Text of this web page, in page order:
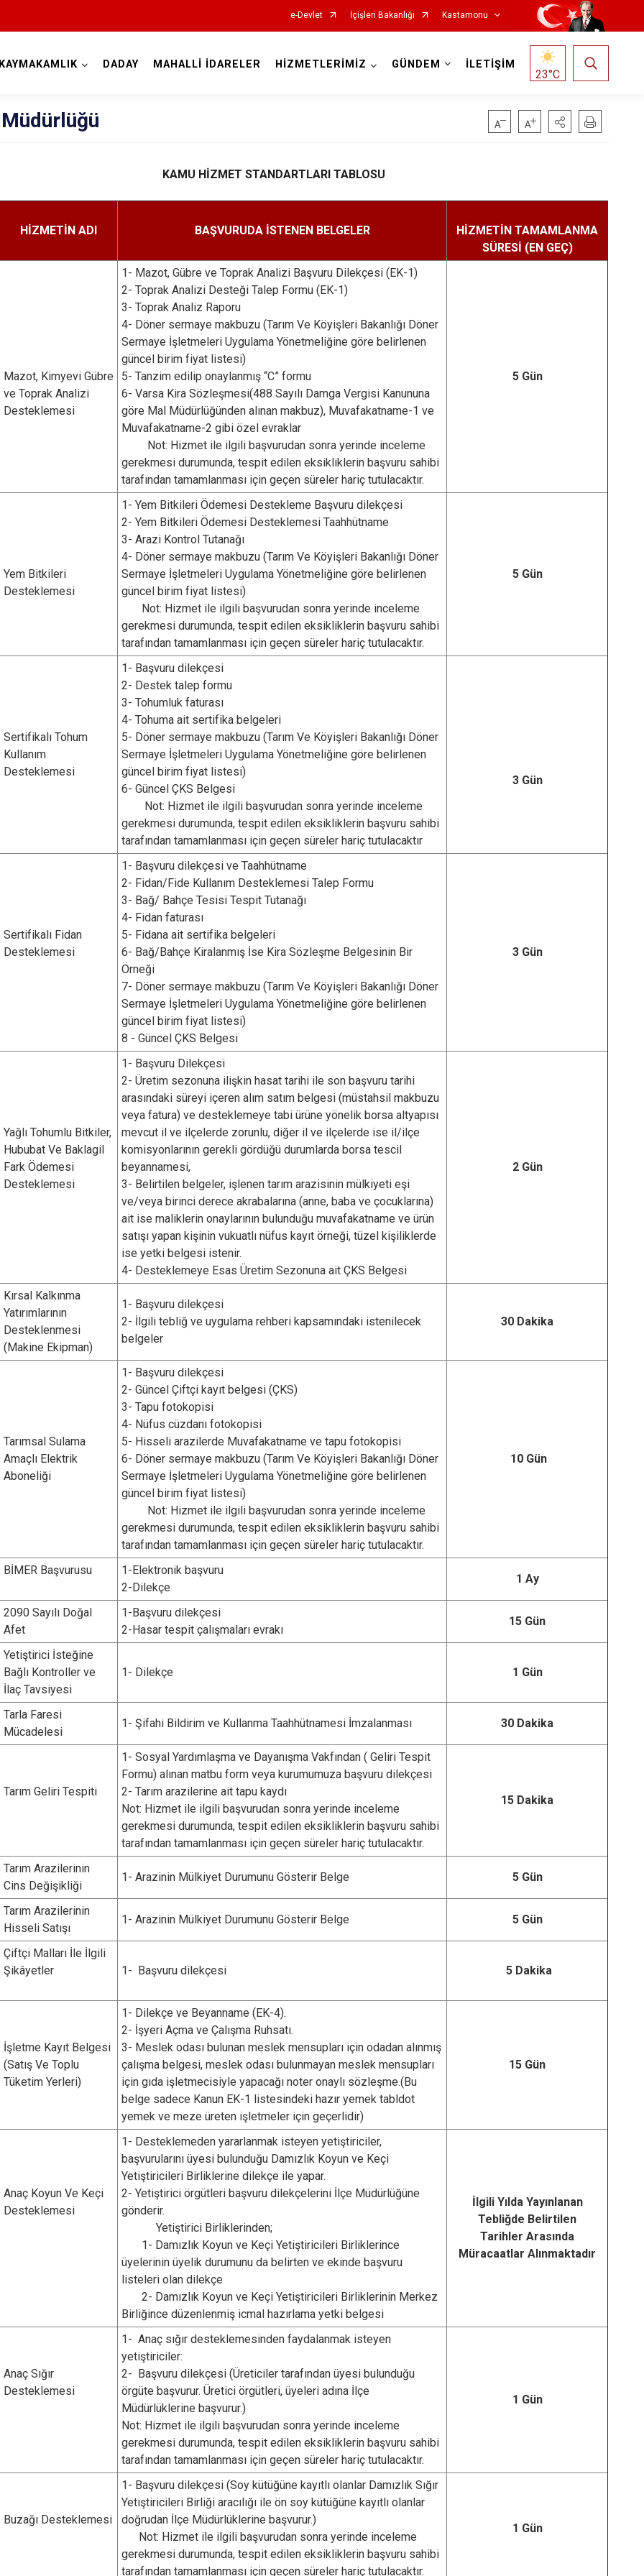
e-Devlet İçişleri Bakanlığı Kastamonu
Araç
Azdavay
Bozkurt
Cide
Devrekani
Doğanyurt
İnebolu
Küre
DADAY MAHALLİ İDARELER HİZMETLERİMİZ GÜNDEM İLETİŞİM
23°C
KAMU HİZMET STANDARTLARI TABLOSU
HİZMETİN ADI BAŞVURUDA İSTENEN BELGELER
HİZMETİN TAMAMLANMA
SÜRESİ (EN GEÇ)
Mazot, Kimyevi Gübre
ve Toprak Analizi
Desteklemesi
1- Mazot, Gübre ve Toprak Analizi Başvuru Dilekçesi (EK-1)
2- Toprak Analizi Desteği Talep Formu (EK-1)
3- Toprak Analiz Raporu
4- Döner sermaye makbuzu (Tarım Ve Köyişleri Bakanlığı Döner
Sermaye İşletmeleri Uygulama Yönetmeliğine göre belirlenen
güncel birim fiyat listesi)
5- Tanzim edilip onaylanmış “C” formu
6- Varsa Kira Sözleşmesi(488 Sayılı Damga Vergisi Kanununa
göre Mal Müdürlüğünden alınan makbuz), Muvafakatname-1 ve
Muvafakatname-2 gibi özel evraklar
Not: Hizmet ile ilgili başvurudan sonra yerinde inceleme
gerekmesi durumunda, tespit edilen eksikliklerin başvuru sahibi
tarafından tamamlanması için geçen süreler hariç tutulacaktır.
5 Gün
Yem Bitkileri
Desteklemesi
1- Yem Bitkileri Ödemesi Destekleme Başvuru dilekçesi
2- Yem Bitkileri Ödemesi Desteklemesi Taahhütname
3- Arazi Kontrol Tutanağı
4- Döner sermaye makbuzu (Tarım Ve Köyişleri Bakanlığı Döner
Sermaye İşletmeleri Uygulama Yönetmeliğine göre belirlenen
güncel birim fiyat listesi)
Not: Hizmet ile ilgili başvurudan sonra yerinde inceleme
gerekmesi durumunda, tespit edilen eksikliklerin başvuru sahibi
tarafından tamamlanması için geçen süreler hariç tutulacaktır.
5 Gün
Sertifikalı Tohum
Kullanım
Desteklemesi
1- Başvuru dilekçesi
2- Destek talep formu
3- Tohumluk faturası
4- Tohuma ait sertifika belgeleri
5- Döner sermaye makbuzu (Tarım Ve Köyişleri Bakanlığı Döner
Sermaye İşletmeleri Uygulama Yönetmeliğine göre belirlenen
güncel birim fiyat listesi)
6- Güncel ÇKS Belgesi
Not: Hizmet ile ilgili başvurudan sonra yerinde inceleme
gerekmesi durumunda, tespit edilen eksikliklerin başvuru sahibi
tarafından tamamlanması için geçen süreler hariç tutulacaktır
3 Gün
Sertifikalı Fidan
Desteklemesi
1- Başvuru dilekçesi ve Taahhütname
2- Fidan/Fide Kullanım Desteklemesi Talep Formu
3- Bağ/ Bahçe Tesisi Tespit Tutanağı
4- Fidan faturası
5- Fidana ait sertifika belgeleri
6- Bağ/Bahçe Kiralanmış İse Kira Sözleşme Belgesinin Bir
Örneği
7- Döner sermaye makbuzu (Tarım Ve Köyişleri Bakanlığı Döner
Sermaye İşletmeleri Uygulama Yönetmeliğine göre belirlenen
güncel birim fiyat listesi)
8 - Güncel ÇKS Belgesi
3 Gün
Yağlı Tohumlu Bitkiler,
Hububat Ve Baklagil
Fark Ödemesi
Desteklemesi
1- Başvuru Dilekçesi
2- Üretim sezonuna ilişkin hasat tarihi ile son başvuru tarihi
arasındaki süreyi içeren alım satım belgesi (müstahsil makbuzu
veya fatura) ve desteklemeye tabi ürüne yönelik borsa altyapısı
mevcut il ve ilçelerde zorunlu, diğer il ve ilçelerde ise il/ilçe
komisyonlarının gerekli gördüğü durumlarda borsa tescil
beyannamesi,
3- Belirtilen belgeler, işlenen tarım arazisinin mülkiyeti eşi
ve/veya birinci derece akrabalarına (anne, baba ve çocuklarına)
ait ise maliklerin onaylarının bulunduğu muvafakatname ve ürün
satışı yapan kişinin vukuatlı nüfus kayıt örneği, tüzel kişiliklerde
ise yetki belgesi istenir.
4- Desteklemeye Esas Üretim Sezonuna ait ÇKS Belgesi
2 Gün
Kırsal Kalkınma
Yatırımlarının
Desteklenmesi
(Makine Ekipman)
1- Başvuru dilekçesi
2- İlgili tebliğ ve uygulama rehberi kapsamındaki istenilecek
belgeler
30 Dakika
Tarımsal Sulama
Amaçlı Elektrik
Aboneliği
1- Başvuru dilekçesi
2- Güncel Çiftçi kayıt belgesi (ÇKS)
3- Tapu fotokopisi
4- Nüfus cüzdanı fotokopisi
5- Hisseli arazilerde Muvafakatname ve tapu fotokopisi
6- Döner sermaye makbuzu (Tarım Ve Köyişleri Bakanlığı Döner
Sermaye İşletmeleri Uygulama Yönetmeliğine göre belirlenen
güncel birim fiyat listesi)
Not: Hizmet ile ilgili başvurudan sonra yerinde inceleme
gerekmesi durumunda, tespit edilen eksikliklerin başvuru sahibi
tarafından tamamlanması için geçen süreler hariç tutulacaktır.
10 Gün
BİMER Başvurusu
1-Elektronik başvuru
2-Dilekçe
1 Ay
2090 Sayılı Doğal
Afet
1-Başvuru dilekçesi
2-Hasar tespit çalışmaları evrakı
15 Gün
Yetiştirici İsteğine
Bağlı Kontroller ve
İlaç Tavsiyesi
1- Dilekçe 1 Gün
Tarla Faresi
Mücadelesi
1- Şifahi Bildirim ve Kullanma Taahhütnamesi İmzalanması 30 Dakika
Tarım Geliri Tespiti
1- Sosyal Yardımlaşma ve Dayanışma Vakfından ( Geliri Tespit
Formu) alınan matbu form veya kurumumuza başvuru dilekçesi
2- Tarım arazilerine ait tapu kaydı
Not: Hizmet ile ilgili başvurudan sonra yerinde inceleme
gerekmesi durumunda, tespit edilen eksikliklerin başvuru sahibi
tarafından tamamlanması için geçen süreler hariç tutulacaktır.
15 Dakika
Tarım Arazilerinin
Cins Değişikliği
1- Arazinin Mülkiyet Durumunu Gösterir Belge 5 Gün
Tarım Arazilerinin
Hisseli Satışı
1- Arazinin Mülkiyet Durumunu Gösterir Belge 5 Gün
Çiftçi Malları İle İlgili
Şikâyetler
1- Başvuru dilekçesi 5 Dakika
İşletme Kayıt Belgesi
(Satış Ve Toplu
Tüketim Yerleri)
1- Dilekçe ve Beyanname (EK-4).
2- İşyeri Açma ve Çalışma Ruhsatı.
3- Meslek odası bulunan meslek mensupları için odadan alınmış
çalışma belgesi, meslek odası bulunmayan meslek mensupları
için gıda işletmecisiyle yapacağı noter onaylı sözleşme.(Bu
belge sadece Kanun EK-1 listesindeki hazır yemek tabldot
yemek ve meze üreten işletmeler için geçerlidir)
15 Gün
Anaç Koyun Ve Keçi
Desteklemesi
1- Desteklemeden yararlanmak isteyen yetiştiriciler,
başvurularını üyesi bulunduğu Damızlık Koyun ve Keçi
Yetiştiricileri Birliklerine dilekçe ile yapar.
2- Yetiştirici örgütleri başvuru dilekçelerini İlçe Müdürlüğüne
gönderir.
Yetiştirici Birliklerinden;
1- Damızlık Koyun ve Keçi Yetiştiricileri Birliklerince
üyelerinin üyelik durumunu da belirten ve ekinde başvuru
listeleri olan dilekçe
2- Damızlık Koyun ve Keçi Yetiştiricileri Birliklerinin Merkez
Birliğince düzenlenmiş icmal hazırlama yetki belgesi
İlgili Yılda Yayınlanan
Tebliğde Belirtilen
Tarihler Arasında
Müracaatlar Alınmaktadır
Anaç Sığır
Desteklemesi
1- Anaç sığır desteklemesinden faydalanmak isteyen
yetiştiriciler:
2- Başvuru dilekçesi (Üreticiler tarafından üyesi bulunduğu
örgüte başvurur. Üretici örgütleri, üyeleri adına İlçe
Müdürlüklerine başvurur.)
Not: Hizmet ile ilgili başvurudan sonra yerinde inceleme
gerekmesi durumunda, tespit edilen eksikliklerin başvuru sahibi
tarafından tamamlanması için geçen süreler hariç tutulacaktır.
1 Gün
Buzağı Desteklemesi
1- Başvuru dilekçesi (Soy kütüğüne kayıtlı olanlar Damızlık Sığır
Yetiştiricileri Birliği aracılığı ile ön soy kütüğüne kayıtlı olanlar
doğrudan İlçe Müdürlüklerine başvurur.)
Not: Hizmet ile ilgili başvurudan sonra yerinde inceleme
gerekmesi durumunda, tespit edilen eksikliklerin başvuru sahibi
tarafından tamamlanması için geçen süreler hariç tutulacaktır.
1 Gün